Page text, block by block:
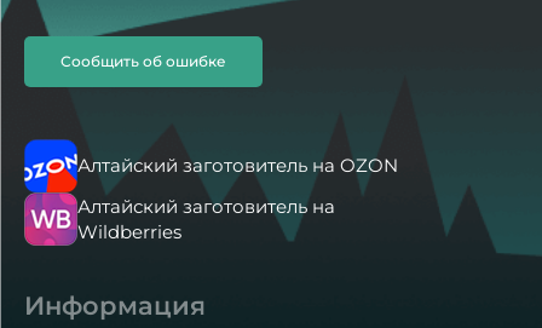
Сообщить об ошибке
Алтайский заготовитель на OZON
Алтайский заготовитель на
Wildberries
Информация